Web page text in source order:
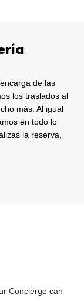
de las
los traslados al
más. Al igual
en todo lo
la reserva,
Concierge can